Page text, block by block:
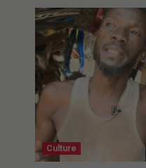
Culture